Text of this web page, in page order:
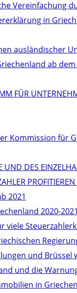
Vereinfachung
in
ausländischer
ab
FÜR
Kommission für
UND DES
2021
2020-
viele
und
und die
in